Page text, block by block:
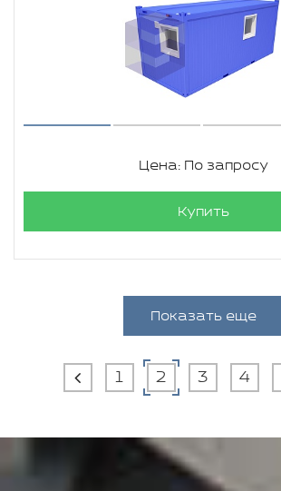
Цена: По запросу
Купить
Показать еще
1 2 3 4